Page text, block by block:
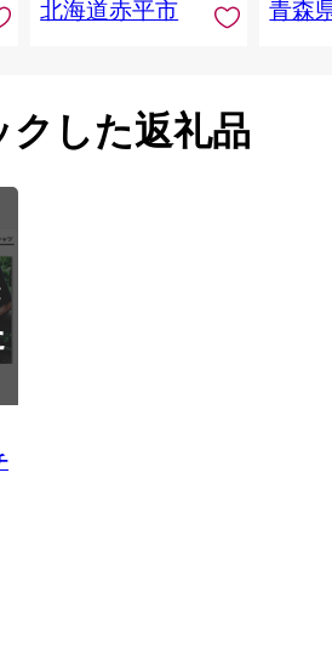
北海道赤平市 平内町
青森
クした返礼品